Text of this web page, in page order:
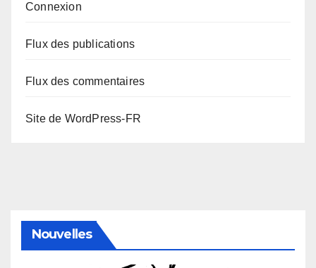
Connexion
Flux des publications
Flux des commentaires
Site de WordPress-FR
Nouvelles